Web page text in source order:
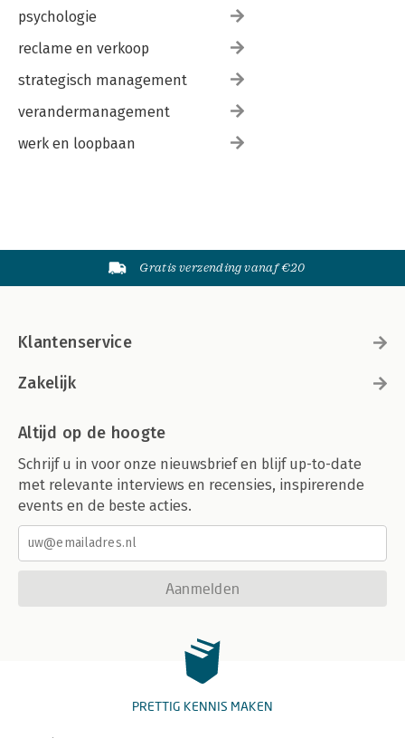
psychologie
reclame en verkoop
strategisch management
verandermanagement
werk en loopbaan
Gratis verzending vanaf €20
Klantenservice
Zakelijk
Altijd op de hoogte
Schrijf u in voor onze nieuwsbrief en blijf up-to-date
met relevante interviews en recensies, inspirerende
events en de beste acties.
Aanmelden
PRETTIG KENNIS MAKEN